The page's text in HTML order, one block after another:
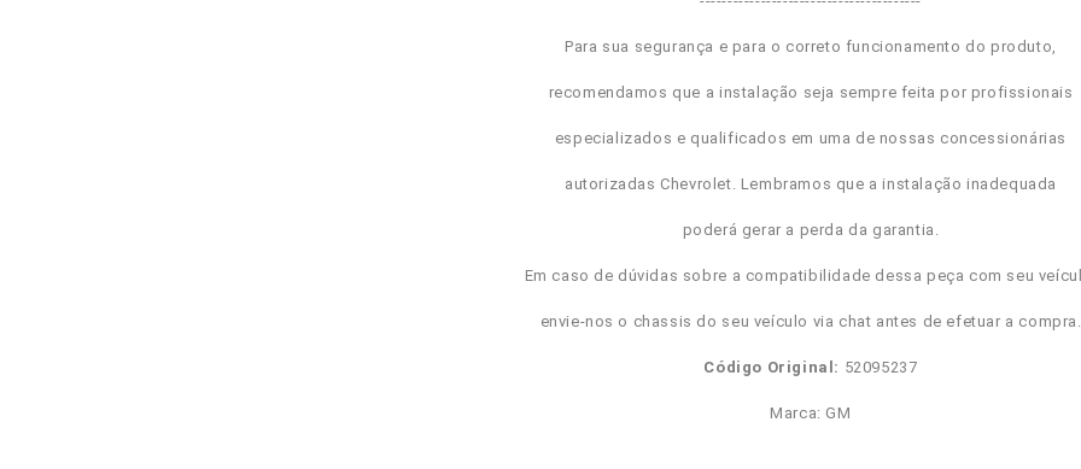
Para sua segurança e para o correto funcionamento do produto,
recomendamos que a instalação seja sempre feita por profissionais
especializados e qualificados em uma de nossas concessionárias
autorizadas Chevrolet. Lembramos que a instalação inadequada
poderá gerar a perda da garantia.
Em caso de dúvidas sobre a compatibilidade dessa peça com seu
envie-nos o chassis do seu veículo via chat antes de efetuar a compra.
Código Original: 52095237
Marca: GM